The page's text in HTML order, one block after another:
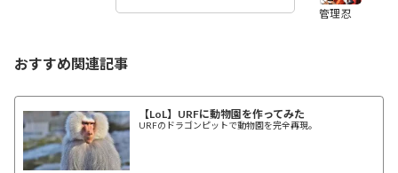
管理忍
おすすめ関連記事
【LoL】URFに動物園を作ってみた
URFのドラゴンピットで動物園を完全再現。